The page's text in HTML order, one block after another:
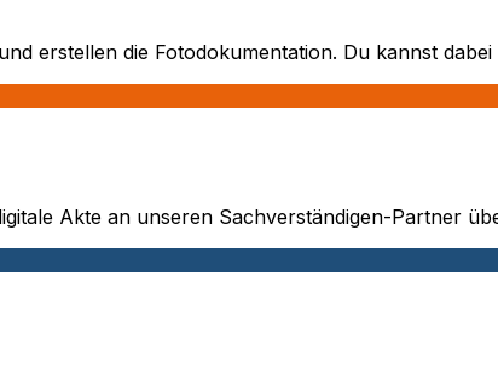
erstellen die Fotodokumentation. Du kannst
Akte an unseren Sachverständigen-Partner